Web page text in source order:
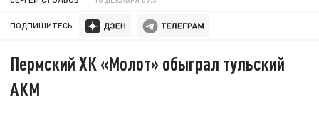
ПОДПИШИТЕСЬ:
Пермский ХК «Молот» обыграл тульский
АКМ